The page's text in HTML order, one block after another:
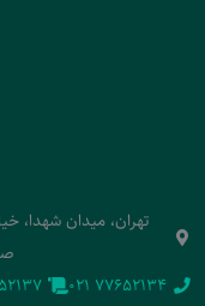
تهران، میدان شهدا،
‭021 77652134‬